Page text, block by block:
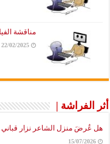
مناقشة
22/02/2025
أثر الفراشة |
هل عُرضَ منزل الشاعر نزار قباني
15/07/2026